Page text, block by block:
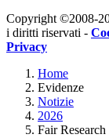
Copyright ©2008-
i diritti riservati -
Privacy
Home
Evidenze
Notizie
2026
Fair